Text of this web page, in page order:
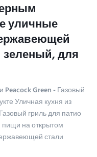
уличные
для
Green - Газовый
Уличная кухня из
гриль для патио
на открытом
стали